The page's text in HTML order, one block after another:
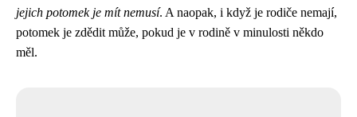
jejich potomek je mít nemusí. A naopak, i když je rodiče nemají,
potomek je zdědit může, pokud je v rodině v minulosti někdo
měl.